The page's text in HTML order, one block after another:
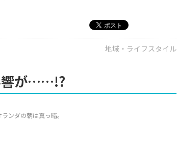
地域・ライフスタイル
響が……!?
ンダの朝は真っ暗。